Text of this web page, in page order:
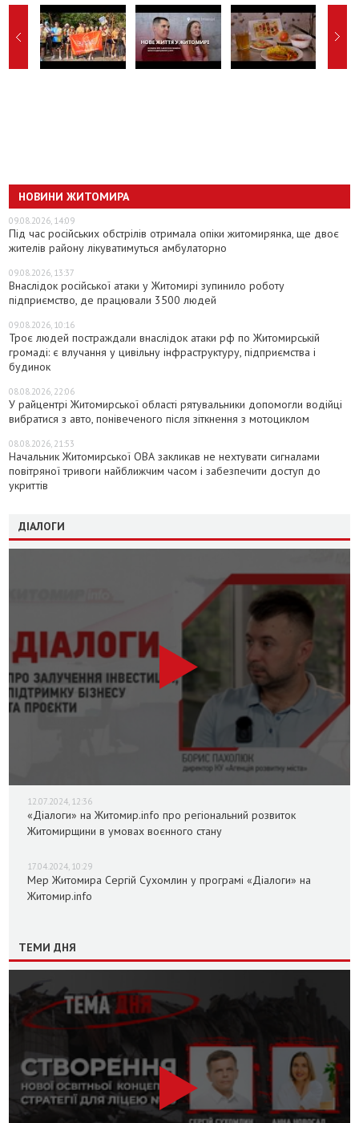
НОВИНИ ЖИТОМИРА
09.08.2026, 14:09
Під час російських обстрілів отримала опіки житомирянка, ще двоє
жителів району лікуватимуться амбулаторно
09.08.2026, 13:37
Внаслідок російської атаки у Житомирі зупинило роботу
підприємство, де працювали 3500 людей
09.08.2026, 10:16
Троє людей постраждали внаслідок атаки рф по Житомирській
громаді: є влучання у цивільну інфраструктуру, підприємства і
будинок
08.08.2026, 22:06
У райцентрі Житомирської області рятувальники допомогли водійці
вибратися з авто, понівеченого після зіткнення з мотоциклом
08.08.2026, 21:53
Начальник Житомирської ОВА закликав не нехтувати сигналами
повітряної тривоги найближчим часом і забезпечити доступ до
укриттів
ДІАЛОГИ
12.07.2024, 12:36
«Діалоги» на Житомир.info про регіональний розвиток
Житомирщини в умовах воєнного стану
17.04.2024, 10:29
Мер Житомира Сергій Сухомлин у програмі «Діалоги» на
Житомир.info
ТЕМИ ДНЯ